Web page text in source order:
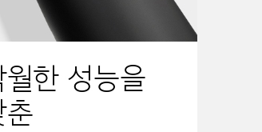
월한 성능을
춘